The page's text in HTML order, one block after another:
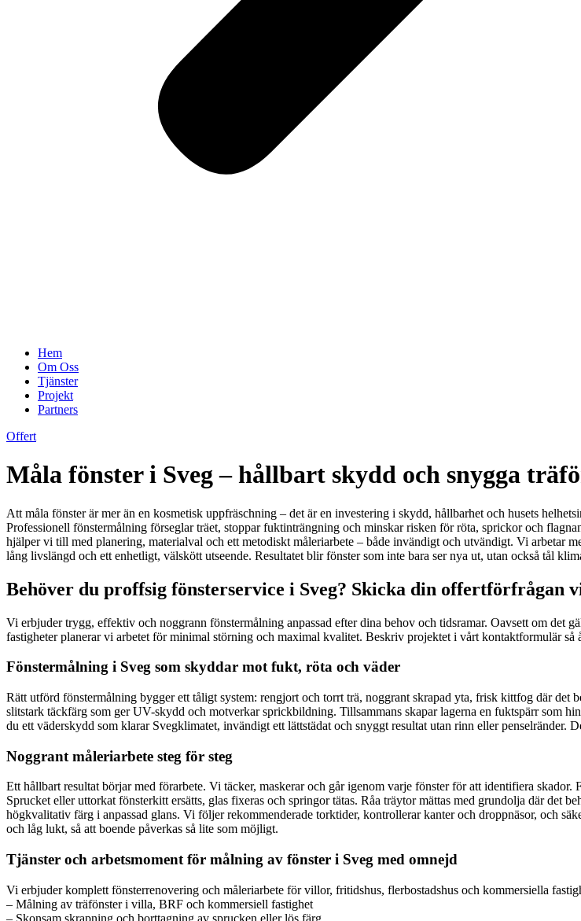
Hem
Om Oss
Tjänster
Projekt
Partners
Offert
Måla fönster i Sveg – hållbart skydd och snygga
Att måla fönster är mer än en kosmetisk uppfräschning – det är en investering i skydd, hållbarhet och husets
Professionell fönstermålning förseglar träet, stoppar fuktinträngning och minskar risken för röta, sprickor och
hjälper vi till med planering, materialval och ett metodiskt måleriarbete – både invändigt och utvändigt. Vi arbetar
lång livslängd och ett enhetligt, välskött utseende. Resultatet blir fönster som inte bara ser nya ut, utan också tål
Behöver du proffsig fönsterservice i Sveg? Skicka din offertförfrågan
Vi erbjuder trygg, effektiv och noggrann fönstermålning anpassad efter dina behov och tidsramar. Oavsett om det
fastigheter planerar vi arbetet för minimal störning och maximal kvalitet. Beskriv projektet i vårt kontaktformulär
Fönstermålning i Sveg som skyddar mot fukt, röta och väder
Rätt utförd fönstermålning bygger ett tåligt system: rengjort och torrt trä, noggrant skrapad yta, frisk kittfog där det
slitstark täckfärg som ger UV-skydd och motverkar sprickbildning. Tillsammans skapar lagerna en fuktspärr som
du ett väderskydd som klarar Svegklimatet, invändigt ett lättstädat och snyggt resultat utan rinn eller
Noggrant måleriarbete steg för steg
Ett hållbart resultat börjar med förarbete. Vi täcker, maskerar och går igenom varje fönster för att identifiera
Sprucket eller uttorkat fönsterkitt ersätts, glas fixeras och springor tätas. Råa träytor mättas med grundolja där
högkvalitativ färg i anpassad glans. Vi följer rekommenderade torktider, kontrollerar kanter och droppnäsor, och
och låg lukt, så att boende påverkas så lite som möjligt.
Tjänster och arbetsmoment för målning av fönster i Sveg med omnejd
Vi erbjuder komplett fönsterrenovering och måleriarbete för villor, fritidshus, flerbostadshus och kommersiella
– Målning av träfönster i villa, BRF och kommersiell fastighet
– Skonsam skrapning och borttagning av sprucken eller lös färg